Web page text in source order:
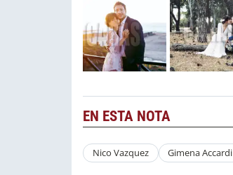
EN ESTA NOTA
Nico Vazquez Gimena Accardi